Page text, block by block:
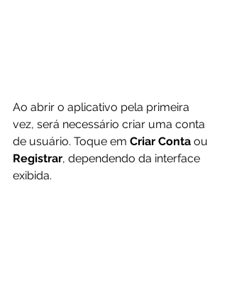
Ao abrir o aplicativo pela primeira
vez, será necessário criar uma conta
de usuário. Toque em Criar Conta ou
Registrar, dependendo da interface
exibida.